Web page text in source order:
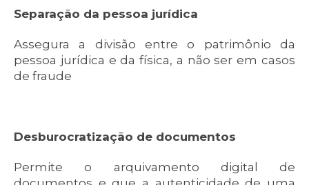
Separação da pessoa jurídica
Assegura a divisão entre o patrimônio da
pessoa jurídica e da física, a não ser em casos
de fraude
Desburocratização de documentos
Permite o arquivamento digital de